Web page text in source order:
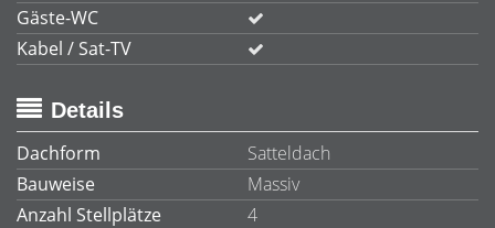
Gäste-WC
Kabel / Sat-TV
Details
Dachform
Satteldach
Bauweise
Massiv
Anzahl Stellplätze
4